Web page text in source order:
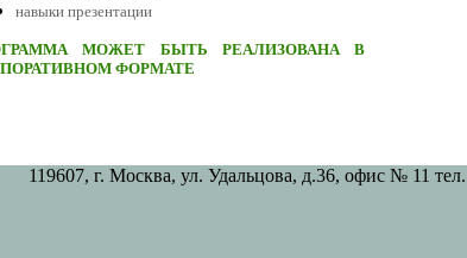
навыки презентации
МОЖЕТ БЫТЬ РЕАЛИЗОВАНА В
ФОРМАТЕ
119607, г. Москва, ул. Удальцова, д.36, офис № 11